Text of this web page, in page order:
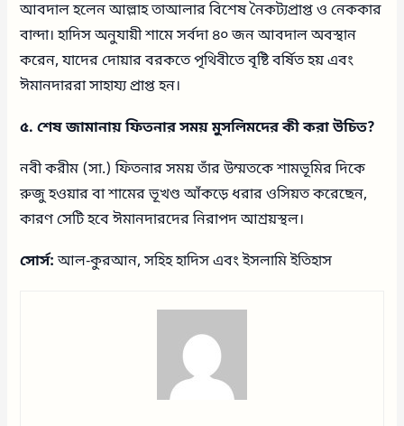
আবদাল হলেন আল্লাহ তাআলার বিশেষ নৈকট্যপ্রাপ্ত ও নেককার
বান্দা। হাদিস অনুযায়ী শামে সর্বদা ৪০ জন আবদাল অবস্থান
করেন, যাদের দোয়ার বরকতে পৃথিবীতে বৃষ্টি বর্ষিত হয় এবং
ঈমানদাররা সাহায্য প্রাপ্ত হন।
৫. শেষ জামানায় ফিতনার সময় মুসলিমদের কী করা উচিত?
নবী করীম (সা.) ফিতনার সময় তাঁর উম্মতকে শামভূমির দিকে
রুজু হওয়ার বা শামের ভূখণ্ড আঁকড়ে ধরার ওসিয়ত করেছেন,
কারণ সেটি হবে ঈমানদারদের নিরাপদ আশ্রয়স্থল।
সোর্স:আল-কুরআন, সহিহ হাদিস এবং ইসলামি ইতিহাস